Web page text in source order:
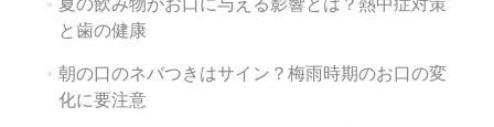
と歯の健康
朝の口のネバつきはサイン？梅雨時期のお口の変
化に要注意